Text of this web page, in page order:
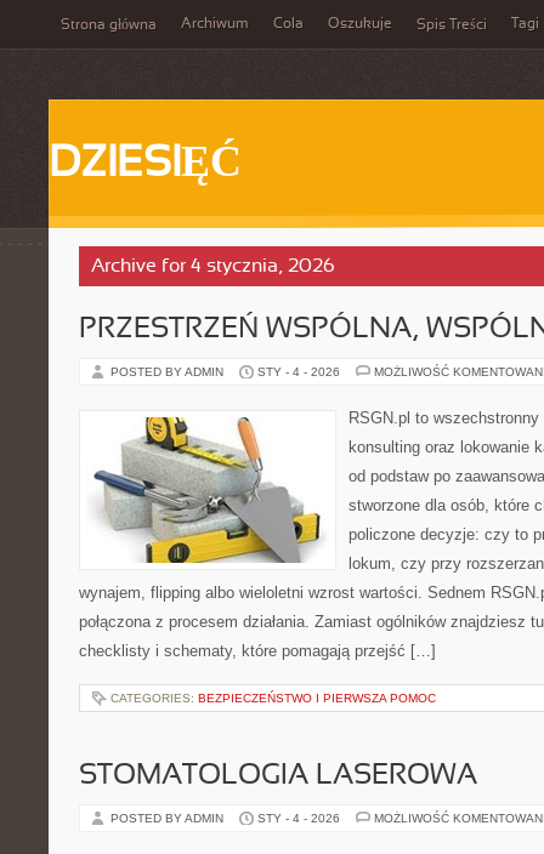
Strona główna Archiwum Cola Oszukuje Spis Treści Tagi
DZIESIĘĆ
Archive for 4 stycznia, 2026
PRZESTRZEŃ WSPÓLNA,
POSTED BY ADMIN STY - 4 - 2026 MOŻLIWOŚĆ
RSGN.pl to
konsulting oraz lokowanie
od podstaw po
stworzone dla osób, które
policzone decyzje: czy to
lokum, czy przy
wynajem, flipping albo wieloletni wzrost wartości. Sednem
połączona z procesem działania. Zamiast ogólników znajdziesz
checklisty i schematy, które pomagają przejść […]
CATEGORIES: BEZPIECZEŃSTWO I PIERWSZA POMOC
STOMATOLOGIA LASEROWA
POSTED BY ADMIN STY - 4 - 2026 MOŻLIWOŚĆ